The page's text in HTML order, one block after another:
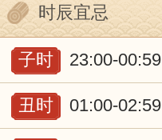
时辰宜忌
子时 23:00-00:59
丑时 01:00-02:59